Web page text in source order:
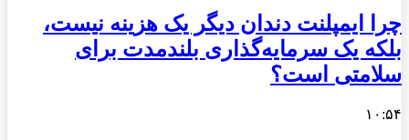
چرا ایمپلنت دندان دیگر یک هزینه نیست،
بلکه یک سرمایه‌گذاری بلندمدت برای
سلامتی است؟
۱۰:۵۴